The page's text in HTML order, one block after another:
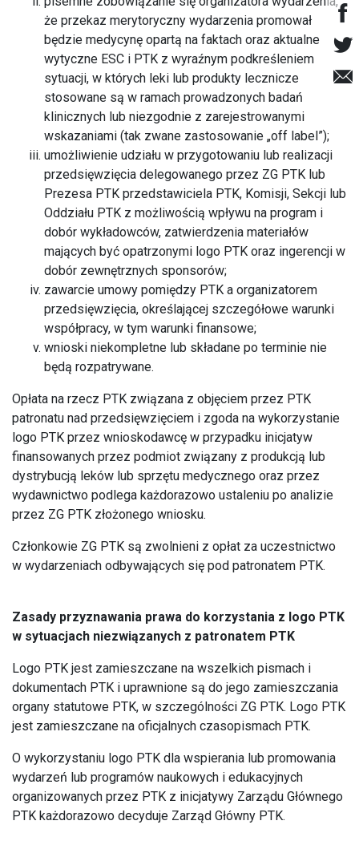
że przekaz merytoryczny wydarzenia promował
będzie medycynę opartą na faktach oraz aktualne
wytyczne ESC i PTK z wyraźnym podkreśleniem
sytuacji, w których leki lub produkty lecznicze
stosowane są w ramach prowadzonych badań
klinicznych lub niezgodnie z zarejestrowanymi
wskazaniami (tak zwane zastosowanie „off label”);
umożliwienie udziału w przygotowaniu lub realizacji
przedsięwzięcia delegowanego przez ZG PTK lub
Prezesa PTK przedstawiciela PTK, Komisji, Sekcji lub
Oddziału PTK z możliwością wpływu na program i
dobór wykładowców, zatwierdzenia materiałów
mających być opatrzonymi logo PTK oraz ingerencji w
dobór zewnętrznych sponsorów;
zawarcie umowy pomiędzy PTK a organizatorem
przedsięwzięcia, określającej szczegółowe warunki
współpracy, w tym warunki finansowe;
wnioski niekompletne lub składane po terminie nie
będą rozpatrywane.
Opłata na rzecz PTK związana z objęciem przez PTK
patronatu nad przedsięwzięciem i zgoda na wykorzystanie
logo PTK przez wnioskodawcę w przypadku inicjatyw
finansowanych przez podmiot związany z produkcją lub
dystrybucją leków lub sprzętu medycznego oraz przez
wydawnictwo podlega każdorazowo ustaleniu po analizie
przez ZG PTK złożonego wniosku.
Członkowie ZG PTK są zwolnieni z opłat za uczestnictwo
w wydarzeniach odbywających się pod patronatem PTK.
Zasady przyznawania prawa do korzystania z logo PTK
w sytuacjach niezwiązanych z patronatem PTK
Logo PTK jest zamieszczane na wszelkich pismach i
dokumentach PTK i uprawnione są do jego zamieszczania
organy statutowe PTK, w szczególności ZG PTK. Logo PTK
jest zamieszczane na oficjalnych czasopismach PTK.
O wykorzystaniu logo PTK dla wspierania lub promowania
wydarzeń lub programów naukowych i edukacyjnych
organizowanych przez PTK z inicjatywy Zarządu Głównego
PTK każdorazowo decyduje Zarząd Główny PTK.